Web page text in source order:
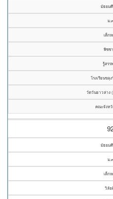
มัธยม
ม.๓
เด็ก
พิชช
รู้สรร
โรงเรียนขลุ
วัดวันยาวล่าง
คณะจังห
มัธยม
ม.๓
เด็ก
วิลัย